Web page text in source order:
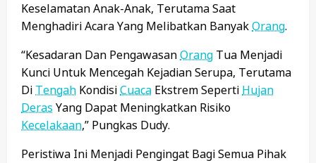
Keselamatan Anak-Anak, Terutama Saat
Menghadiri Acara Yang Melibatkan BanyakOrang.
“Kesadaran Dan PengawasanOrang Tua Menjadi
Kunci Untuk Mencegah Kejadian Serupa, Terutama
Di Tengah KondisiCuaca Ekstrem Seperti Hujan
Deras Yang Dapat Meningkatkan Risiko
Kecelakaan,” Pungkas Dudy.
Peristiwa Ini Menjadi Pengingat Bagi Semua Pihak